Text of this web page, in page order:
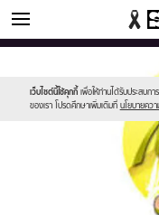
ดูดวง
เว็บไซต์นี้ใช้คุกกี้ เพื่อให้ท่านได้รับประสบก
ของเรา โปรดศึกษาเพิ่มเติมที่ นโยบายคว
sanook.png